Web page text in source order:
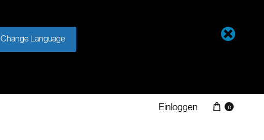
Change Language
Einloggen 0